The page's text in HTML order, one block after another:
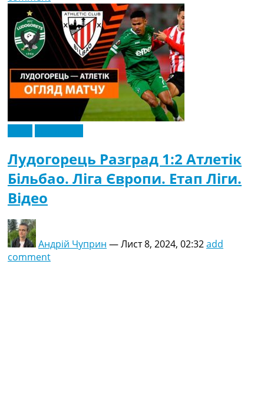
Лудогорець Разград 1:2 Атлетік
Більбао. Ліга Європи. Етап Ліги.
Відео
Андрій Чуприн —Лист 8, 2024, 02:32add
comment